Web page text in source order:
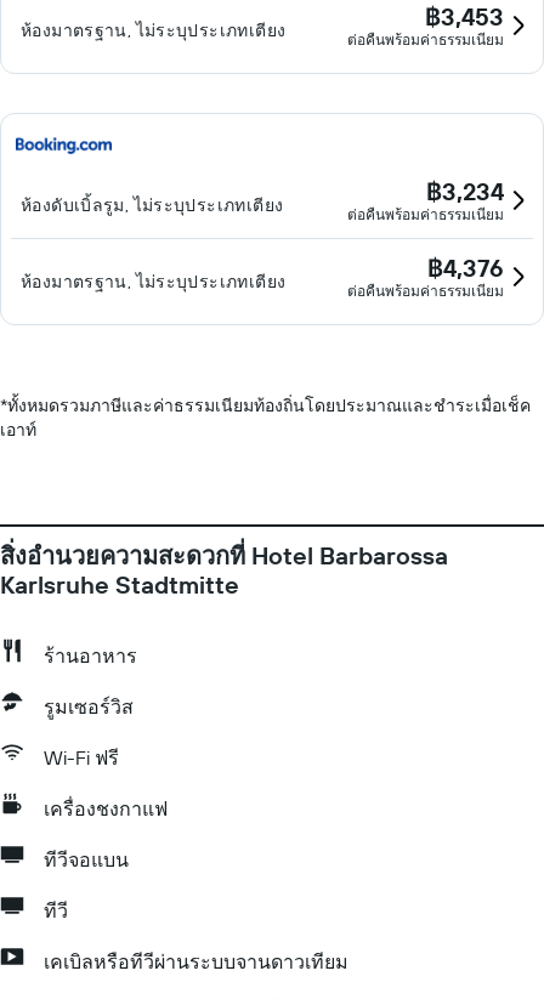
ห้องมาตรฐาน, ไม่ระบุประเภทเตียง ฿3,453
ต่อคืนพร้อมค่าธรรมเนียม
ห้องดับเบิ้ลรูม, ไม่ระบุประเภทเตียง ฿3,234
ต่อคืนพร้อมค่าธรรมเนียม
ห้องมาตรฐาน, ไม่ระบุประเภทเตียง ฿4,376
ต่อคืนพร้อมค่าธรรมเนียม
*ทั้งหมดรวมภาษีและค่าธรรมเนียมท้องถิ่นโดยประมาณและชำระเมื่อเช็ค
เอาท์
สิ่งอำนวยความสะดวกที่ Hotel Barbarossa
Karlsruhe Stadtmitte
ร้านอาหาร
รูมเซอร์วิส
Wi-Fi ฟรี
เครื่องชงกาแฟ
ทีวีจอแบน
ทีวี
เคเบิลหรือทีวีผ่านระบบจานดาวเทียม